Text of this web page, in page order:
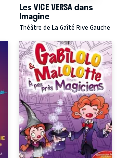
Les VICE VERSA dans
Imagine
Théâtre de La Gaîté Rive Gauche